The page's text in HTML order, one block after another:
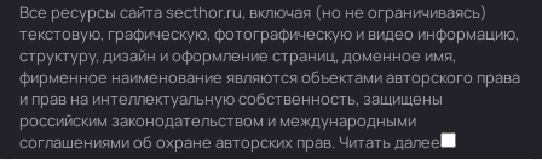
Все ресурсы сайта secthor.ru, включая (но не ограничиваясь)
текстовую, графическую, фотографическую и видео информацию,
структуру, дизайн и оформление страниц, доменное имя,
фирменное наименование являются объектами авторского права
и прав на интеллектуальную собственность, защищены
российским законодательством и международными
соглашениями об охране авторских прав. Читать далее